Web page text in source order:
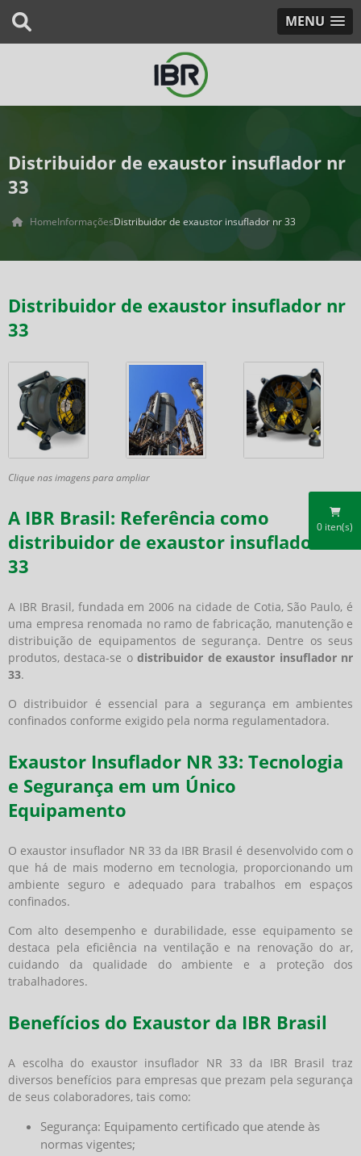
MENU
0 iten(s)
Distribuidor de exaustor insuflador nr
33
HomeInformaçõesDistribuidor de exaustor insuflador nr 33
Distribuidor de exaustor insuflador nr
33
Clique nas imagens para ampliar
A IBR Brasil: Referência como
distribuidor de exaustor insuflador nr
33
A IBR Brasil, fundada em 2006 na cidade de Cotia, São Paulo, é
uma empresa renomada no ramo de fabricação, manutenção e
distribuição de equipamentos de segurança. Dentre os seus
produtos, destaca-se odistribuidor de exaustor insuflador nr
33.
O distribuidor é essencial para a segurança em ambientes
confinados conforme exigido pela norma regulamentadora.
Exaustor Insuflador NR 33: Tecnologia
e Segurança em um Único
Equipamento
O exaustor insuflador NR 33 da IBR Brasil é desenvolvido com o
que há de mais moderno em tecnologia, proporcionando um
ambiente seguro e adequado para trabalhos em espaços
confinados.
Com alto desempenho e durabilidade, esse equipamento se
destaca pela eficiência na ventilação e na renovação do ar,
cuidando da qualidade do ambiente e a proteção dos
trabalhadores.
Benefícios do Exaustor da IBR Brasil
A escolha do exaustor insuflador NR 33 da IBR Brasil traz
diversos benefícios para empresas que prezam pela segurança
de seus colaboradores, tais como:
Segurança: Equipamento certificado que atende às
normas vigentes;